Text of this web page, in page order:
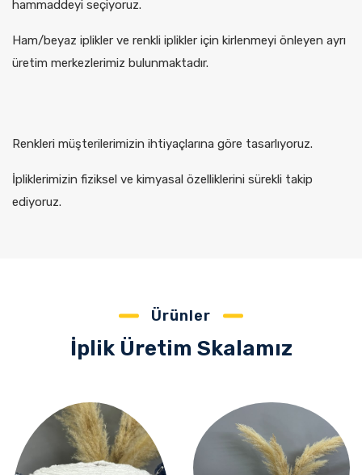
hammaddeyi seçiyoruz.
Ham/beyaz iplikler ve renkli iplikler için kirlenmeyi önleyen ayrı
üretim merkezlerimiz bulunmaktadır.
Renkleri müşterilerimizin ihtiyaçlarına göre tasarlıyoruz.
İpliklerimizin fiziksel ve kimyasal özelliklerini sürekli takip
ediyoruz.
Ürünler
İplik Üretim Skalamız